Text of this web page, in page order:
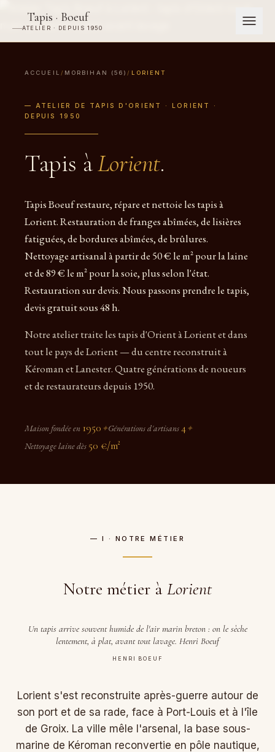
Tapis · Boeuf
ATELIER · DEPUIS 1950
ACCUEIL / MORBIHAN (56) / LORIENT
— ATELIER DE TAPIS D'ORIENT · LORIENT ·
DEPUIS 1950
Tapis àLorient.
Tapis Boeuf restaure, répare et nettoie les tapis à
Lorient. Restauration de franges abîmées, de lisières
fatiguées, de bordures abîmées, de brûlures.
Nettoyage artisanal à partir de 50 € le m² pour la laine
et de 89 € le m² pour la soie, plus selon l'état.
Restauration sur devis. Nous passons prendre le tapis,
devis gratuit sous 48 h.
Notre atelier traite les tapis d'Orient à Lorient et dans
tout le pays de Lorient — du centre reconstruit à
Kéroman et Lanester. Quatre générations de noueurs
et de restaurateurs depuis 1950.
Maison fondée en 1950 ✦Générations d'artisans4✦
Nettoyage laine dès 50 €/m²
— I · NOTRE MÉTIER
Notre métier à Lorient
Un tapis arrive souvent humide de l'air marin breton : on le sèche
lentement, à plat, avant tout lavage. Henri Boeuf
HENRI BOEUF
Lorient s'est reconstruite après-guerre autour de
son port et de sa rade, face à Port-Louis et à l'île
de Groix. La ville mêle l'arsenal, la base sous-
marine de Kéroman reconvertie en pôle nautique,